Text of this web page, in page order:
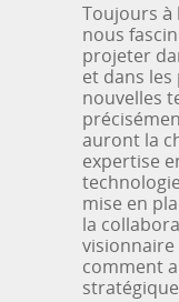
Toujours à
nous
projeter
et dans les
nouvelles
auront la
expertise
mise en
la
comment